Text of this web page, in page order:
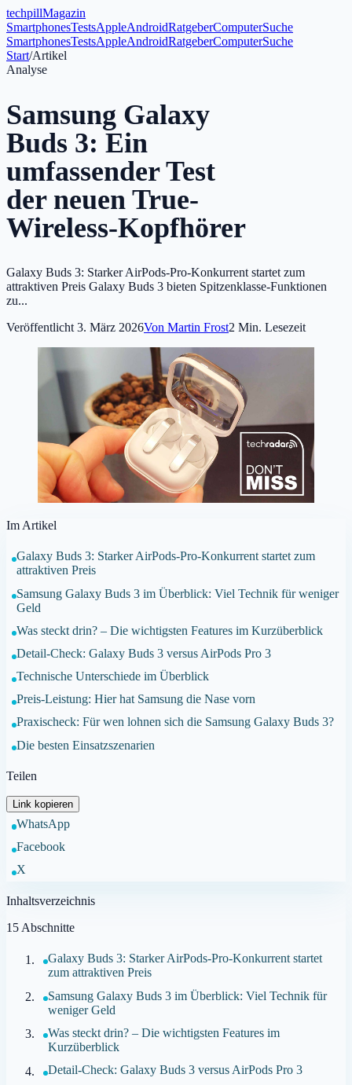
techpillMagazin
SmartphonesTestsAppleAndroidRatgeberComputerSuche
SmartphonesTestsAppleAndroidRatgeberComputerSuche
Start/Artikel
Analyse
Samsung Galaxy
Buds 3: Ein
umfassender Test
der neuen True-
Wireless-Kopfhörer
Galaxy Buds 3: Starker AirPods-Pro-Konkurrent startet zum
attraktiven Preis Galaxy Buds 3 bieten Spitzenklasse-Funktionen
zu...
Veröffentlicht 3. März 2026Von Martin Frost2 Min. Lesezeit
Im Artikel
Galaxy Buds 3: Starker AirPods-Pro-Konkurrent startet zum
attraktiven Preis
Samsung Galaxy Buds 3 im Überblick: Viel Technik für weniger
Geld
Was steckt drin? – Die wichtigsten Features im Kurzüberblick
Detail-Check: Galaxy Buds 3 versus AirPods Pro 3
Technische Unterschiede im Überblick
Preis-Leistung: Hier hat Samsung die Nase vorn
Praxischeck: Für wen lohnen sich die Samsung Galaxy Buds 3?
Die besten Einsatzszenarien
Teilen
Link kopieren
WhatsApp
Facebook
X
Inhaltsverzeichnis
15 Abschnitte
Galaxy Buds 3: Starker AirPods-Pro-Konkurrent startet
zum attraktiven Preis
Samsung Galaxy Buds 3 im Überblick: Viel Technik für
weniger Geld
Was steckt drin? – Die wichtigsten Features im
Kurzüberblick
Detail-Check: Galaxy Buds 3 versus AirPods Pro 3